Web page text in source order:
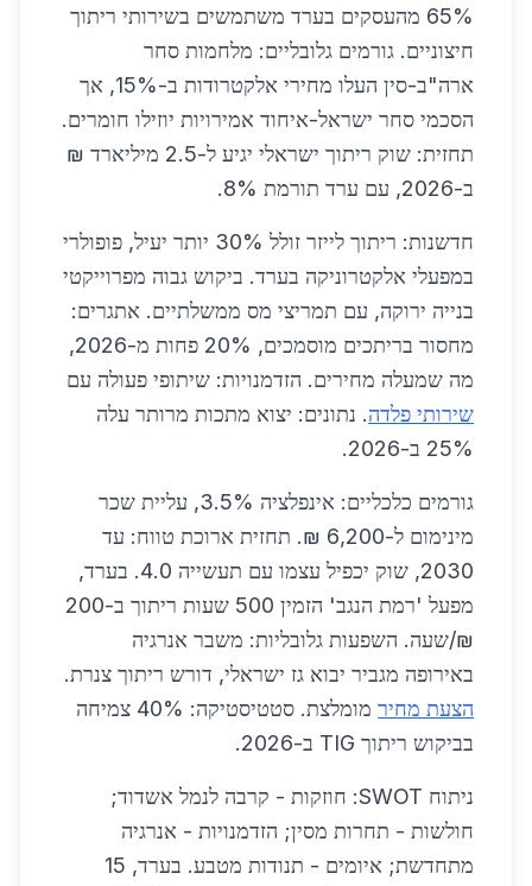
65% מהעסקים בערד משתמשים בשירותי ריתוך
חיצוניים. גורמים גלובליים: מלחמות סחר
ארה"ב-סין העלו מחירי אלקטרודות ב-15%, אך
הסכמי סחר ישראל-איחוד אמירויות יוזילו חומרים.
תחזית: שוק ריתוך ישראלי יגיע ל-2.5 מיליארד ₪
ב-2026, עם ערד תורמת 8%.
חדשנות: ריתוך לייזר זולל 30% יותר יעיל, פופולרי
במפעלי אלקטרוניקה בערד. ביקוש גבוה מפרוייקטי
בנייה ירוקה, עם תמריצי מס ממשלתיים. אתגרים:
מחסור בריתכים מוסמכים, 20% פחות מ-2026,
מה שמעלה מחירים. הזדמנויות: שיתופי פעולה עם
שירותי פלדה. נתונים: יצוא מתכות מרותר עלה
25% ב-2026.
גורמים כלכליים: אינפלציה 3.5%, עליית שכר
מינימום ל-6,200 ₪. תחזית ארוכת טווח: עד
2030, שוק יכפיל עצמו עם תעשייה 4.0. בערד,
מפעל 'רמת הנגב' הזמין 500 שעות ריתוך ב-200
₪/שעה. השפעות גלובליות: משבר אנרגיה
באירופה מגביר יבוא גז ישראלי, דורש ריתוך צנרת.
הצעת מחיר
מומלצת. סטטיסטיקה: 40% צמיחה
בביקוש ריתוך TIG ב-2026.
ניתוח SWOT: חוזקות - קרבה לנמל אשדוד;
חולשות - תחרות מסין; הזדמנויות - אנרגיה
מתחדשת; איומים - תנודות מטבע. בערד, 15